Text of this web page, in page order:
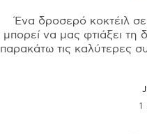
Ένα δροσερό κοκτέιλ
μπορεί να μας φτιάξει τη
παρακάτω τις καλύτερες
1